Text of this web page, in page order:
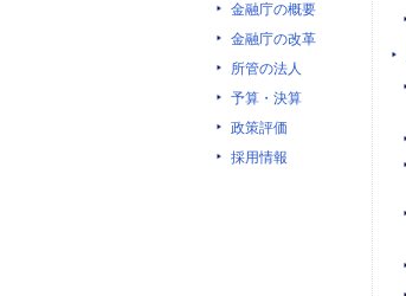
金融庁の概要
金融庁の改革
所管の法人
予算・決算
政策評価
採用情報